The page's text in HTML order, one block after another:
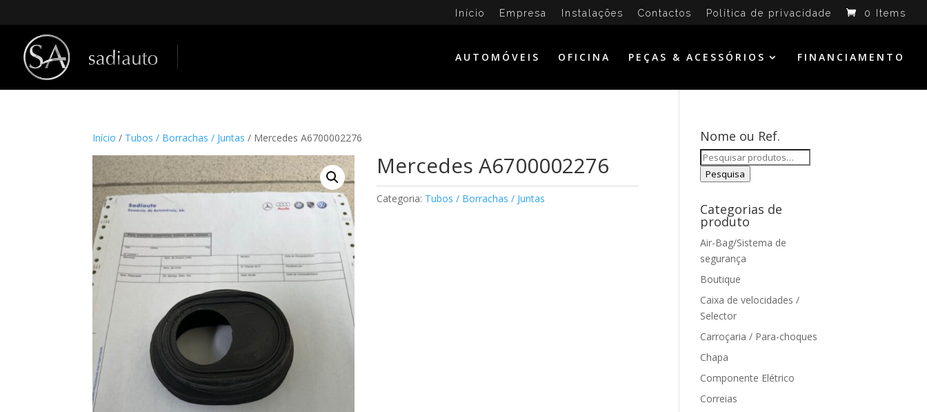
Início Empresa Instalações Contactos Política de privacidade 0 Items
AUTOMÓVEIS OFICINA PEÇAS & ACESSÓRIOS FINANCIAMENTO
Início / Tubos / Borrachas / Juntas / Mercedes A6700002276
Mercedes A6700002276
Categoria: Tubos / Borrachas / Juntas
Nome ou Ref.
Pesquisar
por:
Pesquisa
Categorias de
produto
Air-Bag/Sistema de
segurança
Boutique
Caixa de velocidades /
Selector
Carroçaria / Para-choques
Chapa
Componente Elétrico
Correias